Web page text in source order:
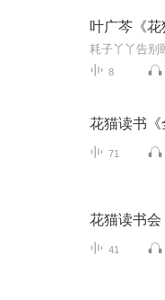
叶广芩《花
8
花猫读书《
71
花猫读书会
41